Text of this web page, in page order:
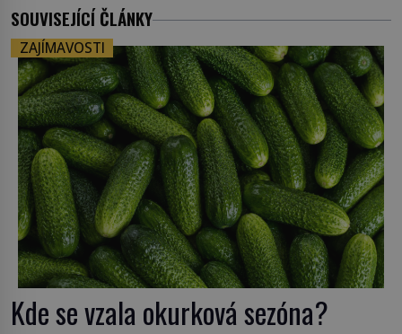
SOUVISEJÍCÍ ČLÁNKY
ZAJÍMAVOSTI
Kde se vzala okurková sezóna?